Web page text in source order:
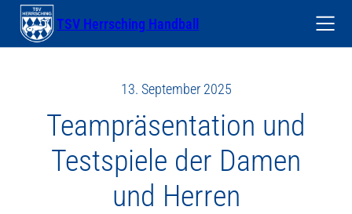
Zum
Inhalt
TSV Herrsching Handball
HEIMSPIELE
13. September 2025
Teampräsentation und
Testspiele der Damen
und Herren